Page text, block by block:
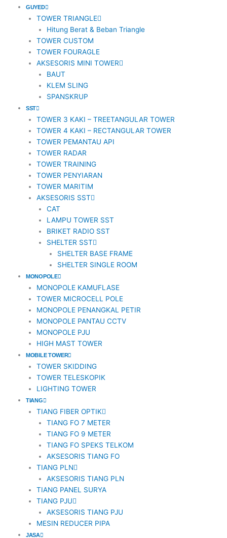
GUYED
TOWER TRIANGLE
Hitung Berat & Beban Triangle
TOWER CUSTOM
TOWER FOURAGLE
AKSESORIS MINI TOWER
BAUT
KLEM SLING
SPANSKRUP
SST
TOWER 3 KAKI – TREETANGULAR TOWER
TOWER 4 KAKI – RECTANGULAR TOWER
TOWER PEMANTAU API
TOWER RADAR
TOWER TRAINING
TOWER PENYIARAN
TOWER MARITIM
AKSESORIS SST
CAT
LAMPU TOWER SST
BRIKET RADIO SST
SHELTER SST
SHELTER BASE FRAME
SHELTER SINGLE ROOM
MONOPOLE
MONOPOLE KAMUFLASE
TOWER MICROCELL POLE
MONOPOLE PENANGKAL PETIR
MONOPOLE PANTAU CCTV
MONOPOLE PJU
HIGH MAST TOWER
MOBILE TOWER
TOWER SKIDDING
TOWER TELESKOPIK
LIGHTING TOWER
TIANG
TIANG FIBER OPTIK
TIANG FO 7 METER
TIANG FO 9 METER
TIANG FO SPEKS TELKOM
AKSESORIS TIANG FO
TIANG PLN
AKSESORIS TIANG PLN
TIANG PANEL SURYA
TIANG PJU
AKSESORIS TIANG PJU
MESIN REDUCER PIPA
JASA